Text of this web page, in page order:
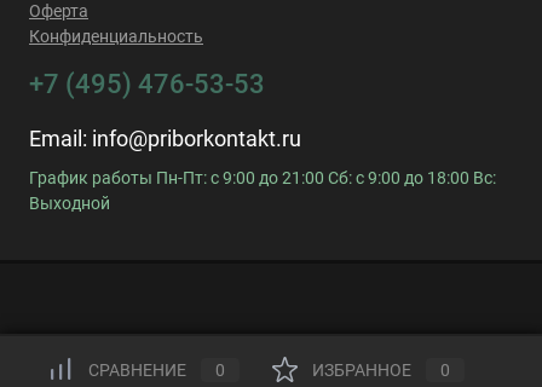
Оферта
Конфиденциальность
+7 (495) 476-53-53
Email: info@priborkontakt.ru
График работы Пн-Пт: с 9:00 до 21:00 Сб: с 9:00 до 18:00 Вс:
Выходной
СРАВНЕНИЕ 0 ИЗБРАННОЕ 0